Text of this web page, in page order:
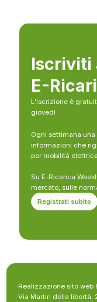
Iscriviti
E-
L’iscrizione è
giovedì
Ogni settimana
informazioni che
per mobilità elettrica.
Su E-Ricarica
mercato, sulle
Registrati subito
Realizzazione sito web
Via Martiri della libertà,